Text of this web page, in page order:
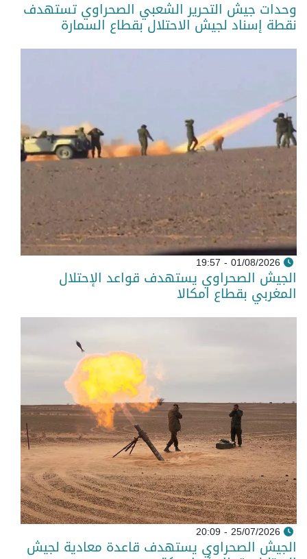
وحدات جيش التحرير الشعبي الصحراوي تستهدف
نقطة إسناد لجيش الاحتلال بقطاع السمارة
01/08/2026 - 19:57
الجيش الصحراوي يستهدف قواعد الإحتلال
المغربي بقطاع امكالا
25/07/2026 - 20:09
الجيش الصحراوي يستهدف قاعدة معادية لجيش